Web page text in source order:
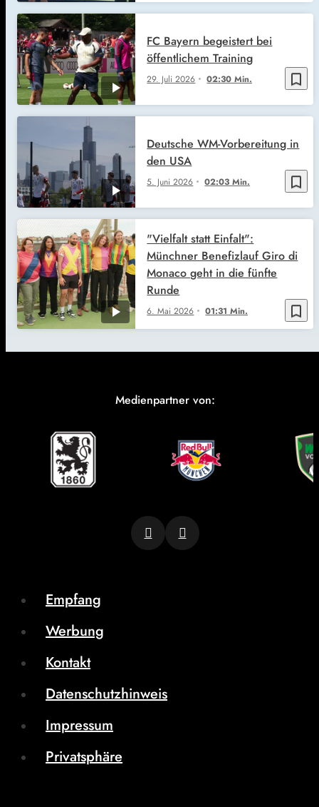
bookmark_border
29. Juli 2026 02:30 Min.
FC Bayern begeistert bei
öffentlichem Training
bookmark_border
5. Juni 2026 02:03 Min.
Deutsche WM-Vorbereitung in
den USA
bookmark_border
6. Mai 2026 01:31 Min.
"Vielfalt statt Einfalt":
Münchner Benefizlauf Giro di
Monaco geht in die fünfte
Runde
Medienpartner von:
Empfang
Werbung
Kontakt
Datenschutzhinweis
Impressum
Privatsphäre